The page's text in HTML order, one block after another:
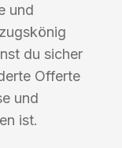
und
du sicher
Offerte
und
ist.